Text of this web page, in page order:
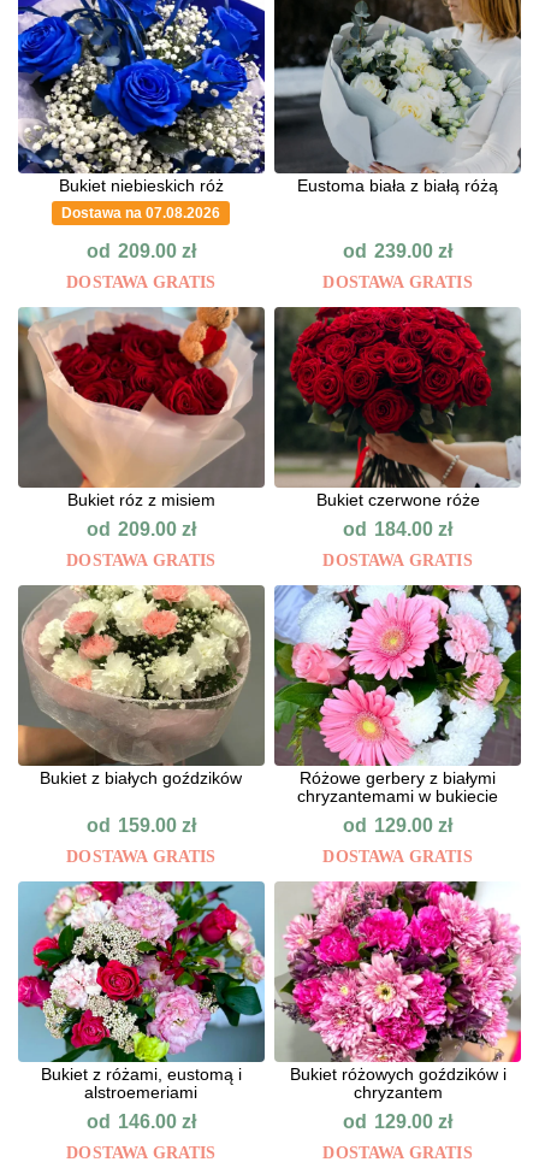
Bukiet niebieskich róż
Dostawa na 07.08.2026
od 209.00 zł
DOSTAWA GRATIS
Eustoma biała z białą różą
od 239.00zł
DOSTAWA GRATIS
Bukiet róz z misiem
od 209.00 zł
DOSTAWA GRATIS
Bukiet czerwone róże
od 184.00zł
DOSTAWA GRATIS
Bukiet z białych goździków
od 159.00 zł
DOSTAWA GRATIS
Różowe gerbery z białymi
chryzantemami w bukiecie
od 129.00zł
DOSTAWA GRATIS
Bukiet z różami, eustomą i
alstroemeriami
od 146.00 zł
DOSTAWA GRATIS
Bukiet różowych goździków i
chryzantem
od 129.00zł
DOSTAWA GRATIS